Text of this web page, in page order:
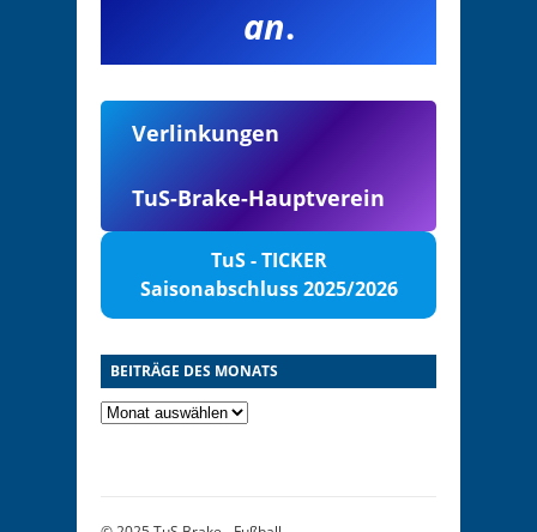
an.
Verlinkungen
TuS-Brake-Hauptverein
TuS - TICKER
Saisonabschluss 2025/2026
BEITRÄGE DES MONATS